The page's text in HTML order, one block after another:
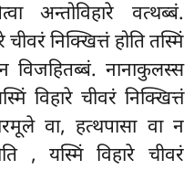
अन्तोविहारे वत्थब्बं.
चीवरं निक्खित्तं होति तस्मिं
विजहितब्बं. नानाकुलस्स
विहारे चीवरं निक्खित्तं
वा, हत्थपासा वा न
, यस्मिं विहारे चीवरं